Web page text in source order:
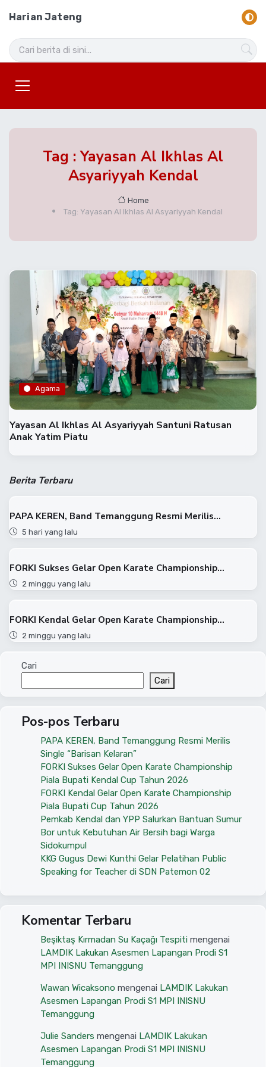
Harian Jateng
Tag : Yayasan Al Ikhlas Al
Asyariyyah Kendal
Home
Tag: Yayasan Al Ikhlas Al Asyariyyah Kendal
Agama
Yayasan Al Ikhlas Al Asyariyyah Santuni Ratusan
Anak Yatim Piatu
Berita Terbaru
PAPA KEREN, Band Temanggung Resmi Merilis...
5 hari yang lalu
FORKI Sukses Gelar Open Karate Championship...
2 minggu yang lalu
FORKI Kendal Gelar Open Karate Championship...
2 minggu yang lalu
Cari
Cari
Pos-pos Terbaru
PAPA KEREN, Band Temanggung Resmi Merilis
Single “Barisan Kelaran”
FORKI Sukses Gelar Open Karate Championship
Piala Bupati Kendal Cup Tahun 2026
FORKI Kendal Gelar Open Karate Championship
Piala Bupati Cup Tahun 2026
Pemkab Kendal dan YPP Salurkan Bantuan Sumur
Bor untuk Kebutuhan Air Bersih bagi Warga
Sidokumpul
KKG Gugus Dewi Kunthi Gelar Pelatihan Public
Speaking for Teacher di SDN Patemon 02
Komentar Terbaru
Beşiktaş Kırmadan Su Kaçağı Tespiti mengenai
LAMDIK Lakukan Asesmen Lapangan Prodi S1
MPI INISNU Temanggung
Wawan Wicaksono mengenai LAMDIK Lakukan
Asesmen Lapangan Prodi S1 MPI INISNU
Temanggung
Julie Sanders mengenai LAMDIK Lakukan
Asesmen Lapangan Prodi S1 MPI INISNU
Temanggung